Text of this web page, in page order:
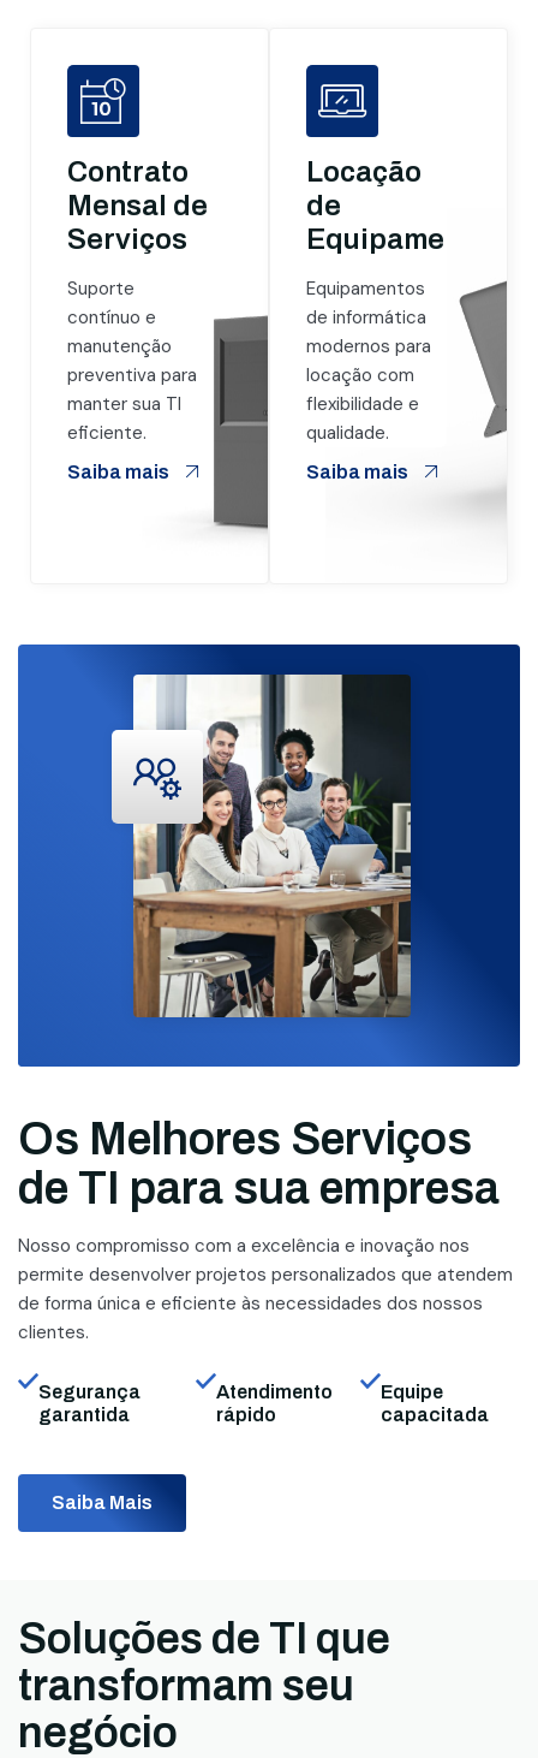
Contrato
Mensal de
Serviços
Suporte
contínuo e
manutenção
preventiva para
manter sua TI
eficiente.
Saiba mais
Locação
de
Equipamentos
Equipamentos
de informática
modernos para
locação com
flexibilidade e
qualidade.
Saiba mais
Os Melhores Serviços
de TI para sua empresa
Nosso compromisso com a excelência e inovação nos
permite desenvolver projetos personalizados que atendem
de forma única e eficiente às necessidades dos nossos
clientes.
Segurança
garantida
Atendimento
rápido
Equipe
capacitada
Saiba Mais
Soluções de TI que
transformam seu
negócio